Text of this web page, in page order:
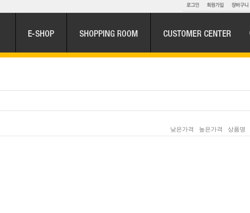
낮은가격 높은가격 상품명